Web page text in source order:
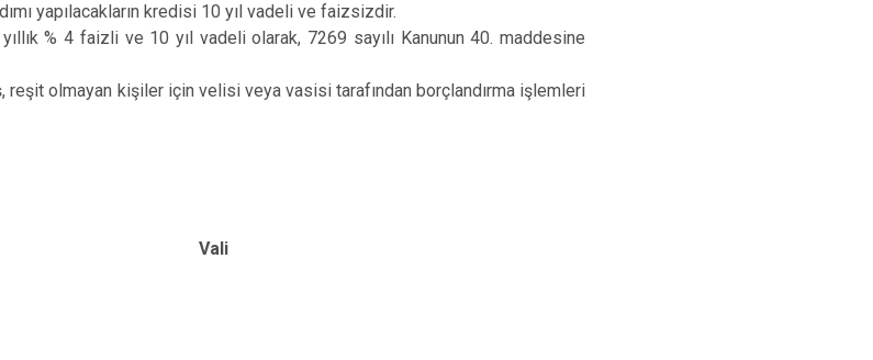
yapılacakların kredisi 10 yıl vadeli ve faizsizdir.
% 4 faizli ve 10 yıl vadeli olarak, 7269 sayılı Kanunun 40. maddesine
olmayan kişiler için velisi veya vasisi tarafından borçlandırma işlemleri